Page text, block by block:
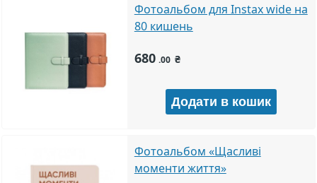
Фотоальбом для Instax wide на
80 кишень
680 .00 ₴
Фотоальбом «Щасливі
моменти життя»